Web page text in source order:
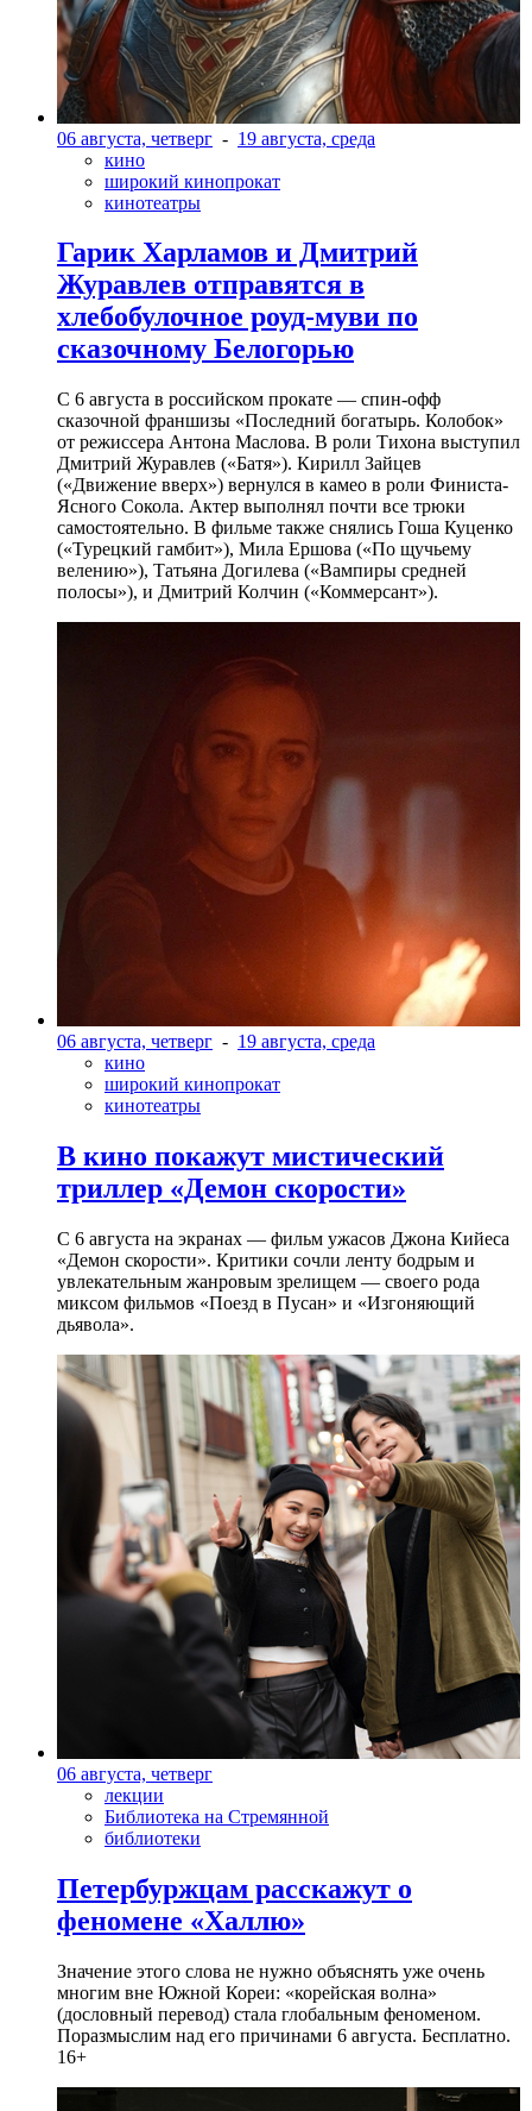
06 августа, четверг - 19 августа, среда
кино
широкий кинопрокат
кинотеатры
Гарик Харламов и Дмитрий
Журавлев отправятся в
хлебобулочное роуд-муви по
сказочному Белогорью
С 6 августа в российском прокате — спин-офф
сказочной франшизы «Последний богатырь. Колобок»
от режиссера Антона Маслова. В роли Тихона выступил
Дмитрий Журавлев («Батя»). Кирилл Зайцев
(«Движение вверх») вернулся в камео в роли Финиста-
Ясного Сокола. Актер выполнял почти все трюки
самостоятельно. В фильме также снялись Гоша Куценко
(«Турецкий гамбит»), Мила Ершова («По щучьему
велению»), Татьяна Догилева («Вампиры средней
полосы»), и Дмитрий Колчин («Коммерсант»).
06 августа, четверг - 19 августа, среда
кино
широкий кинопрокат
кинотеатры
В кино покажут мистический
триллер «Демон скорости»
С 6 августа на экранах — фильм ужасов Джона Кийеса
«Демон скорости». Критики сочли ленту бодрым и
увлекательным жанровым зрелищeм — своего рода
миксом фильмов «Поезд в Пусан» и «Изгоняющий
дьявола».
06 августа, четверг
лекции
Библиотека на Стремянной
библиотеки
Петербуржцам расскажут о
феномене «Халлю»
Значение этого слова не нужно объяснять уже очень
многим вне Южной Кореи: «корейская волна»
(дословный перевод) стала глобальным феноменом.
Поразмыслим над его причинами 6 августа. Бесплатно.
16+